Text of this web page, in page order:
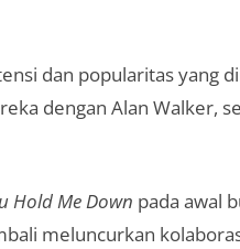
dan popularitas yang
dengan Alan Walker,
Hold Me Down pada awal
meluncurkan